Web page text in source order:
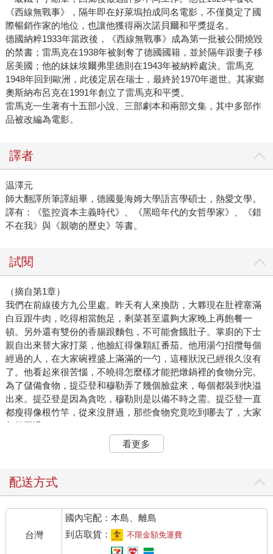
《西線無戰事》，隔年即在好萊塢拍成同名電影，不僅奠定了國
際暢銷作家的地位，也讓他獲得兩次諾貝爾和平獎提名。
德國納粹1933年當政後，《西線無戰事》成為第一批被公開燒毀
的禁書；雷馬克在1938年被剝奪了德國國籍，並於隔年跟妻子移
居美國；他的妹妹埃爾弗里德則在1943年被納粹處決。雷馬克
1948年回到歐洲，此後定居在瑞士，最終於1970年逝世。其家鄉
奧斯納布呂克在1991年創立了雷馬克和平獎。
雷馬克一生著有十五部小說、三部劇本和兩部文集，其中多部作
品被改編為電影。
譯者
温澤元
師大翻譯所筆譯組畢，德國曼海姆大學語言學碩士，熱愛文學。
譯有：《監控資本主義時代》、《黑暗年代的女哲學家》、《錯
不在我》與《親吻的歷史》等書。
試閱
（摘自第1章）
我們在前線後方九公里處。昨天有人來換防，大夥現在肚裡塞滿
白豆跟牛肉，吃得相當飽足，剩菜甚至還夠大家晚上再飽餐一
頓。另外還有雙份的香腸跟麵包，不可能會餓肚子。掌廚的下士
親自出來替大家打菜，他臉紅得像顆紅番茄。他用湯勺招攬每個
經過的人，在大家碗裡盛上滿滿的一勺，這種狀況已經很久沒有
了。他看起來很苦惱，不曉得怎麼樣才能把燉鍋裡的食物分完。
為了儲備食物，提亞登和穆勒弄了幾個臉盆來，每個都裝到快溢
出來。提亞登是因為貪吃，穆勒則是以備不時之需。提亞登一直
都瘦得像根竹竿，從來沒胖過，那些食物究竟吃到哪去了，大家
都想不透。
重點是還有雙份的菸。每人十支雪茄、二十支香菸還有兩塊口嚼
菸草，份量很可觀。我用嚼菸和卡欽斯基換香菸，這樣就有四十
其實這些東西本來不是要給我們的。普魯士人可沒這麼大方，這
十四天前，輪到我們去前線換防。防守的區段特別平靜，所以在
返營那天，軍需官準備正常份量的糧食和軍需品，全員一百五十
人，大家都有份。誰曉得最後一天炮火連連，無數炸彈和英國重
炮朝我們猛攻，全連傷亡慘重，最後回去的只剩八十人。
看更多
配送方式
台灣
國內宅配：本島、離島
到店取貨：
不限金額免運費